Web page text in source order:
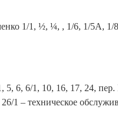
1/1, ½, ¼, , 1/6, 1/5А, 1/
6, 6/1, 10, 16, 17, 24,
1 – техническое